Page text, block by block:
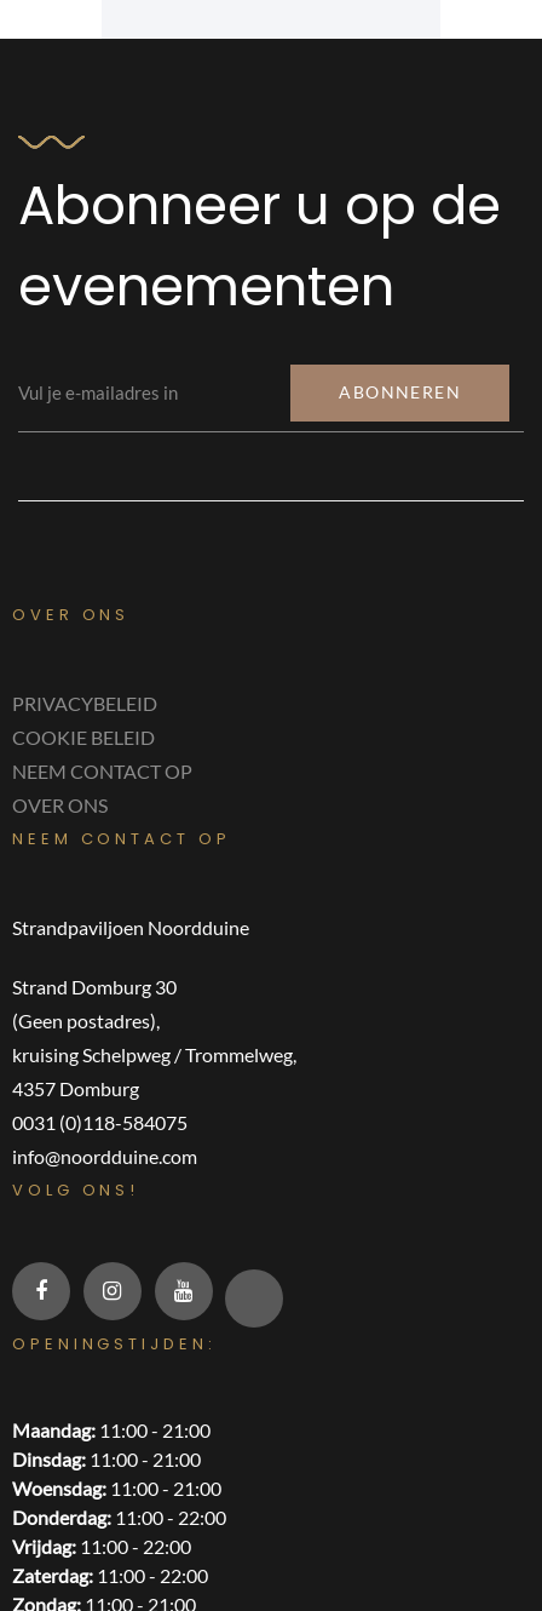
Abonneer u op de
evenementen
ABONNEREN
OVER ONS
PRIVACYBELEID
COOKIE BELEID
NEEM CONTACT OP
OVER ONS
NEEM CONTACT OP
Strandpaviljoen Noordduine
Strand Domburg 30
(Geen postadres),
kruising Schelpweg / Trommelweg,
4357 Domburg
0031 (0)118-584075
info@noordduine.com
VOLG ONS!
OPENINGSTIJDEN:
Maandag: 11:00 - 21:00
Dinsdag: 11:00 - 21:00
Woensdag: 11:00 - 21:00
Donderdag: 11:00 - 22:00
Vrijdag: 11:00 - 22:00
Zaterdag: 11:00 - 22:00
Zondag: 11:00 - 21:00